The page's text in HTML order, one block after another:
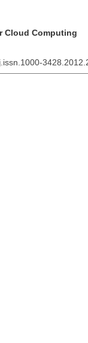
Cloud Computing